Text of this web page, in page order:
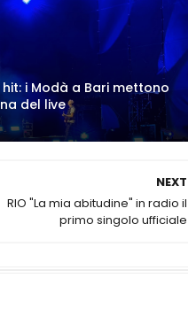
hit: i Modà a Bari mettono
del live
NEXT
RIO "La mia abitudine" in radio il
primo singolo ufficiale